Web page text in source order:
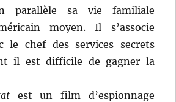
parallèle sa vie familiale
moyen. Il s’associe
le chef des services secrets
il est difficile de gagner la
est un film d’espionnage